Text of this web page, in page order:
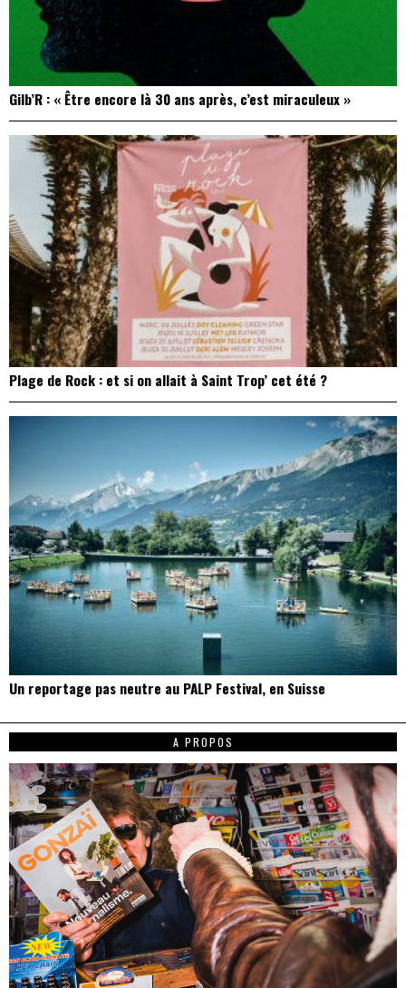
Gilb’R : « Être encore là 30 ans après, c’est miraculeux »
Plage de Rock : et si on allait à Saint Trop’ cet été ?
Un reportage pas neutre au PALP Festival, en Suisse
A PROPOS